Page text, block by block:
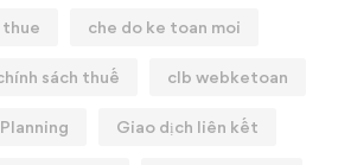
thue che do ke toan moi
sách thuế clb webketoan
Giao dịch liên kết